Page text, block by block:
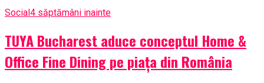
Social 4 săptămâni inainte
TUYA Bucharest aduce conceptul Home &
Office Fine Dining pe piața din România